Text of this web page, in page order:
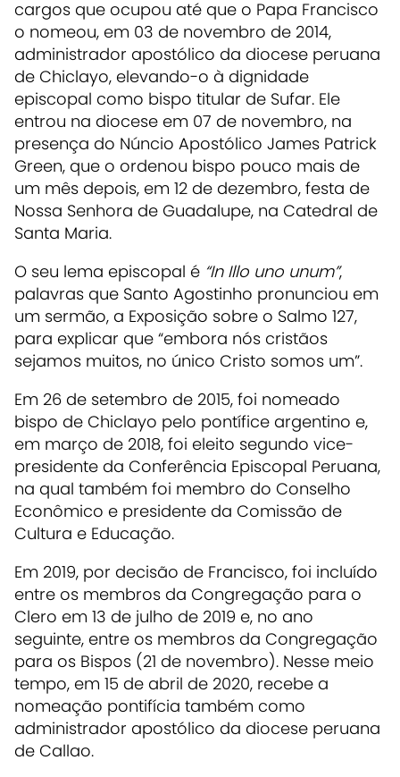
cargos que ocupou até que o Papa Francisco
o nomeou, em 03 de novembro de 2014,
administrador apostólico da diocese peruana
de Chiclayo, elevando-o à dignidade
episcopal como bispo titular de Sufar. Ele
entrou na diocese em 07 de novembro, na
presença do Núncio Apostólico James Patrick
Green, que o ordenou bispo pouco mais de
um mês depois, em 12 de dezembro, festa de
Nossa Senhora de Guadalupe, na Catedral de
Santa Maria.
O seu lema episcopal é “In Illo uno unum”,
palavras que Santo Agostinho pronunciou em
um sermão, a Exposição sobre o Salmo 127,
para explicar que “embora nós cristãos
sejamos muitos, no único Cristo somos um”.
Em 26 de setembro de 2015, foi nomeado
bispo de Chiclayo pelo pontífice argentino e,
em março de 2018, foi eleito segundo vice-
presidente da Conferência Episcopal Peruana,
na qual também foi membro do Conselho
Econômico e presidente da Comissão de
Cultura e Educação.
Em 2019, por decisão de Francisco, foi incluído
entre os membros da Congregação para o
Clero em 13 de julho de 2019 e, no ano
seguinte, entre os membros da Congregação
para os Bispos (21 de novembro). Nesse meio
tempo, em 15 de abril de 2020, recebe a
nomeação pontifícia também como
administrador apostólico da diocese peruana
de Callao.